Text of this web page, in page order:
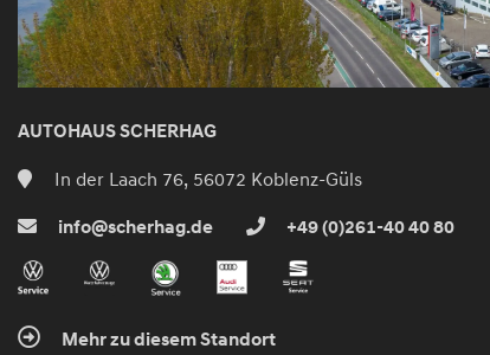
AUTOHAUS SCHERHAG
In der Laach 76, 56072 Koblenz-Güls
info@scherhag.de +49 (0)261-40 40 80
Mehr zu diesem Standort